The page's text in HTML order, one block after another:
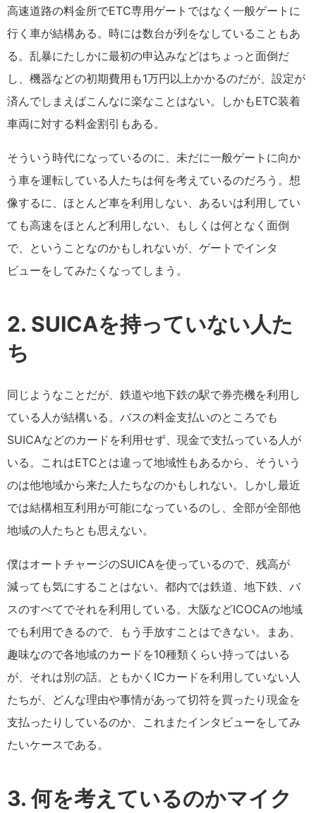
高速道路の料金所でETC専用ゲートではなく一般ゲートに
行く車が結構ある。時には数台が列をなしていることもあ
る。乱暴にたしかに最初の申込みなどはちょっと面倒だ
し、機器などの初期費用も1万円以上かかるのだが、設定が
済んでしまえばこんなに楽なことはない。しかもETC装着
車両に対する料金割引もある。
そういう時代になっているのに、未だに一般ゲートに向か
う車を運転している人たちは何を考えているのだろう。想
像するに、ほとんど車を利用しない、あるいは利用してい
ても高速をほとんど利用しない、もしくは何となく面倒
で、ということなのかもしれないが、ゲートでインタ
ビューをしてみたくなってしまう。
2. SUICAを持っていない人た
ち
同じようなことだが、鉄道や地下鉄の駅で券売機を利用し
ている人が結構いる。バスの料金支払いのところでも
SUICAなどのカードを利用せず、現金で支払っている人が
いる。これはETCとは違って地域性もあるから、そういう
のは他地域から来た人たちなのかもしれない。しかし最近
では結構相互利用が可能になっているのし、全部が全部他
地域の人たちとも思えない。
僕はオートチャージのSUICAを使っているので、残高が
減っても気にすることはない。都内では鉄道、地下鉄、バ
スのすべてでそれを利用している。大阪などICOCAの地域
でも利用できるので、もう手放すことはできない。まあ、
趣味なので各地域のカードを10種類くらい持ってはいる
が、それは別の話。ともかくICカードを利用していない人
たちが、どんな理由や事情があって切符を買ったり現金を
支払ったりしているのか、これまたインタビューをしてみ
たいケースである。
3. 何を考えているのかマイク